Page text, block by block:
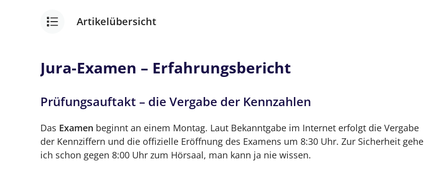
Artikelübersicht
Das Juraexamen: 11 Tage, 6 Klausuren, 1 Ziel – Ein Erfahrungsbericht
Prüfungsauftakt – die Vergabe der Kennzahlen
Examen in vollem Gange
Juristen auf Reisen: Examenskandidaten bei der Raumbesichtigung
Jura-Examen – Erfahrungsbericht
Prüfungsauftakt – die Vergabe der Kennzahlen
Das Examen beginnt an einem Montag. Laut Bekanntgabe im Internet erfolgt die Vergabe
der Kennziffern und die offizielle Eröffnung des Examens um 8:30 Uhr. Zur Sicherheit gehe
ich schon gegen 8:00 Uhr zum Hörsaal, man kann ja nie wissen.